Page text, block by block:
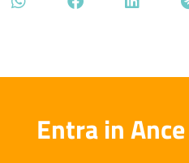
Entra in